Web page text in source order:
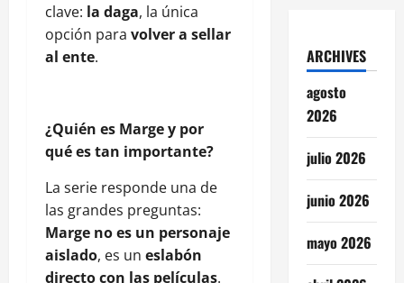
clave: la daga, la única
opción para volver a sellar
al ente.
¿Quién es Marge y por
qué es tan importante?
La serie responde una de
las grandes preguntas:
Marge no es un personaje
aislado, es un eslabón
directo con las películas.
ARCHIVES
agosto
2026
julio 2026
junio 2026
mayo 2026